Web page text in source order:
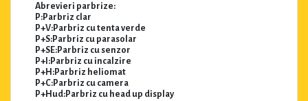
Abrevieri parbrize:
P:Parbriz clar
P+V:Parbriz cu tenta verde
P+S:Parbriz cu parasolar
P+SE:Parbriz cu senzor
P+I:Parbriz cu incalzire
P+H:Parbriz heliomat
P+C:Parbriz cu camera
P+Hud:Parbriz cu head up display